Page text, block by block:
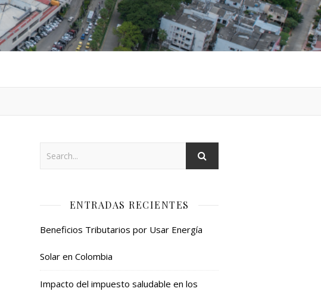
ENTRADAS RECIENTES
Beneficios Tributarios por Usar Energía
Solar en Colombia
Impacto del impuesto saludable en los